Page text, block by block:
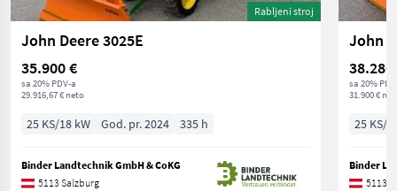
Rabljeni stroj
John Deere 3025E
35.900 €
sa 20% PDV-a
29.916,67 € neto
25 KS/18 kW God. pr. 2024 335 h
Binder Landtechnik GmbH & CoKG
5113 Salzburg
John
38.280
sa 20%
31.900 €
25 KS/
Binder
5113